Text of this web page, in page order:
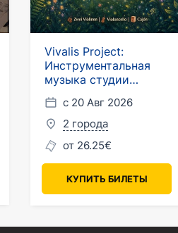
Vivalis Project:
Инструментальная
музыка студии
«Гибли» в Берлине и
Венес 20 Авг 2026
2 города
от 26.25€
КУПИТЬ БИЛЕТЫ